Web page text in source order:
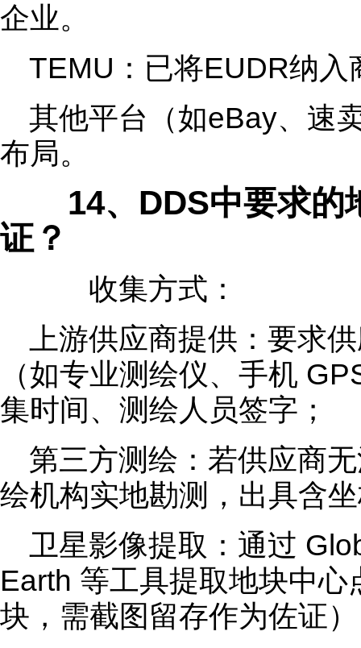
企业。
TEMU：已将EUDR纳入
其他平台（如eBay、速
布局。
14、DDS中要求的
证？
收集方式：
上游供应商提供：要求
（如专业测绘仪、手机
集时间、测绘人员签字；
第三方测绘：若供应商
绘机构实地勘测，出具含
卫星影像提取：通过
Earth 等工具提取地块中
块，需截图留存作为佐证